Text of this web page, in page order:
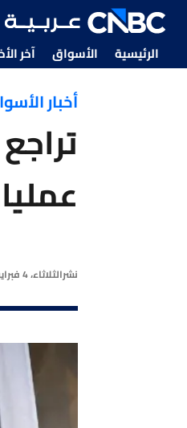
الرئيسية الأسواق آخر
أخبار
نشرالثلاثاء، 4 فبراير 2025 | 4:40 مساءً